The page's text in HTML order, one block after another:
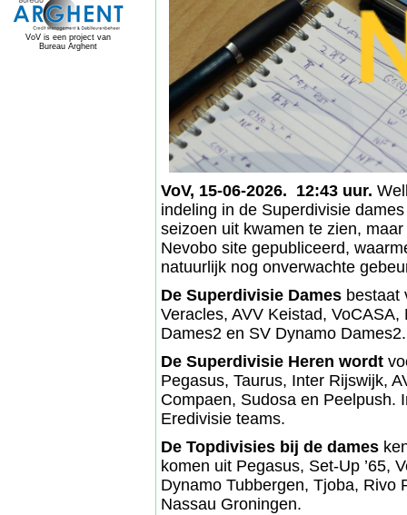
VoV is een project van
Bureau Arghent
VoV, 15-06-2026. 12:43 uur.
indeling in de Superdivisie
seizoen uit kwamen te zien,
Nevobo site gepubliceerd,
natuurlijk nog onverwachte
De Superdivisie Dames bestaat
Veracles, AVV Keistad,
Dames2 en SV Dynamo Dames2.
De Superdivisie Heren wordt
Pegasus, Taurus, Inter Rijswijk,
Compaen, Sudosa en Peelpush.
Eredivisie teams.
De Topdivisies bij de dames
komen uit Pegasus, Set-Up ’65,
Dynamo Tubbergen, Tjoba, Rivo
Nassau Groningen.